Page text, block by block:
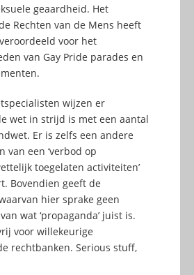
geaardheid. Het
Rechten van de Mens heeft
voor het
van Gay Pride parades en
wijzen er
wet in strijd is met een aantal
Er is zelfs een andere
van een ‘verbod op
toegelaten activiteiten’
Bovendien geeft de
hier sprake geen
wat ‘propaganda’ juist is.
voor willekeurige
rechtbanken. Serious stuff,